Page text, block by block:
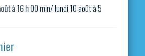
à 16 h 00 min/lundi 10 août à 5